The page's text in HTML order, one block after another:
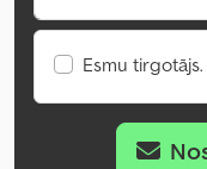
Esmu tirgotājs.